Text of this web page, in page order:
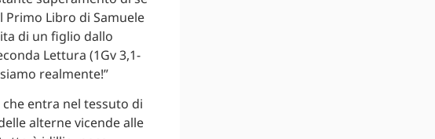
Primo Libro di Samuele
di un figlio dallo
Lettura (1Gv 3,1-
realmente!”
che entra nel tessuto di
alterne vicende alle